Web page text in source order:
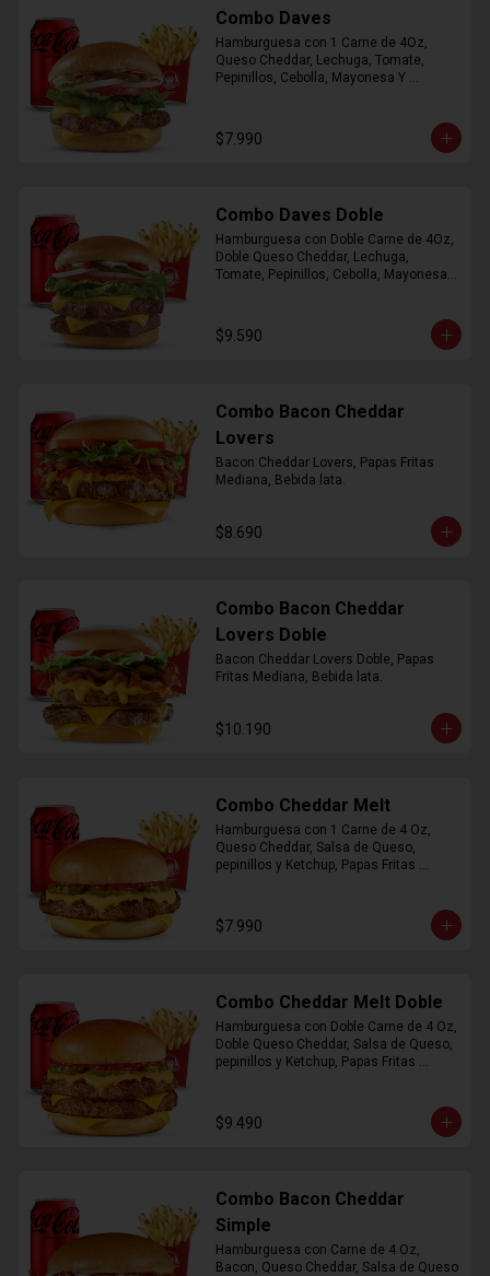
Combo Daves
Hamburguesa con 1 Carne de 4Oz,
Queso Cheddar, Lechuga, Tomate,
Pepinillos, Cebolla, Mayonesa Y
$7.990
Combo Daves Doble
Hamburguesa con Doble Carne de 4Oz,
Doble Queso Cheddar, Lechuga,
Tomate, Pepinillos, Cebolla, Mayonesa y
$9.590
Combo Bacon Cheddar
Lovers
Bacon Cheddar Lovers, Papas Fritas
Mediana, Bebida lata.
$8.690
Combo Bacon Cheddar
Lovers Doble
Bacon Cheddar Lovers Doble, Papas
Fritas Mediana, Bebida lata.
$10.190
Combo Cheddar Melt
Hamburguesa con 1 Carne de 4 Oz,
Queso Cheddar, Salsa de Queso,
pepinillos y Ketchup, Papas Fritas
$7.990
Combo Cheddar Melt Doble
Hamburguesa con Doble Carne de 4 Oz,
Doble Queso Cheddar, Salsa de Queso,
pepinillos y Ketchup, Papas Fritas
$9.490
Combo Bacon Cheddar
Simple
Hamburguesa con Carne de 4 Oz,
Bacon, Queso Cheddar, Salsa de Queso